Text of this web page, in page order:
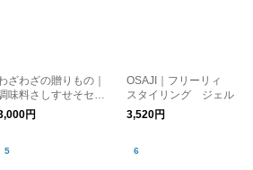
ざわざの贈りもの｜
味料さしすせそセッ
【ギフト】
円
OSAJI｜フリーリィ
スタイリング ジェル
3,520円